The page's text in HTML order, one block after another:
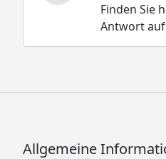
Finden Sie
Antwort
Allgemeine